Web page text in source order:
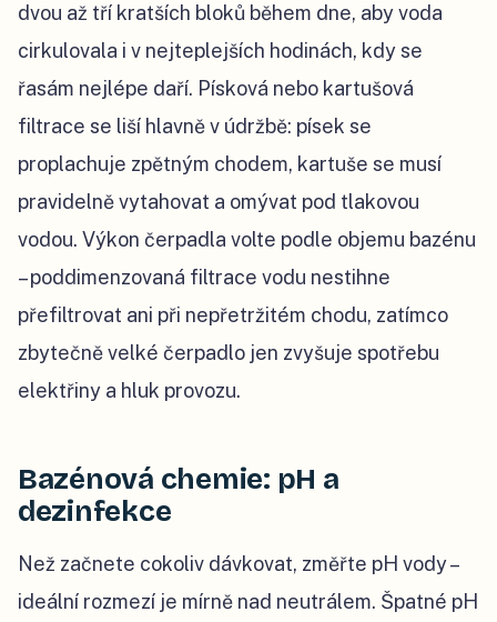
dvou až tří kratších bloků během dne, aby voda
cirkulovala i v nejteplejších hodinách, kdy se
řasám nejlépe daří. Písková nebo kartušová
filtrace se liší hlavně v údržbě: písek se
proplachuje zpětným chodem, kartuše se musí
pravidelně vytahovat a omývat pod tlakovou
vodou. Výkon čerpadla volte podle objemu bazénu
– poddimenzovaná filtrace vodu nestihne
přefiltrovat ani při nepřetržitém chodu, zatímco
zbytečně velké čerpadlo jen zvyšuje spotřebu
elektřiny a hluk provozu.
Bazénová chemie: pH a
dezinfekce
Než začnete cokoliv dávkovat, změřte pH vody –
ideální rozmezí je mírně nad neutrálem. Špatné pH